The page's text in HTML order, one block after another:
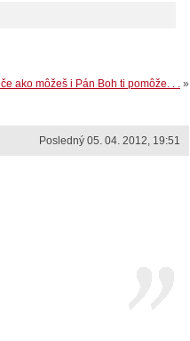
ako môžeš i Pán Boh ti pomôže. . . »
Posledný 05. 04. 2012, 19:51